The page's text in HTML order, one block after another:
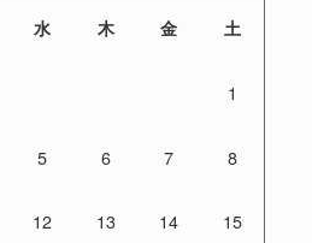
水 木 金 土
1
5 6 7 8
12 13 14 15